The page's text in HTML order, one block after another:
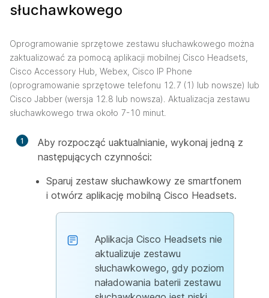
słuchawkowego
Oprogramowanie sprzętowe zestawu słuchawkowego można
zaktualizować za pomocą aplikacji mobilnej Cisco Headsets,
Cisco Accessory Hub, Webex, Cisco IP Phone
(oprogramowanie sprzętowe telefonu 12.7 (1) lub nowsze) lub
Cisco Jabber (wersja 12.8 lub nowsza). Aktualizacja zestawu
słuchawkowego trwa około 7-10 minut.
1
Aby rozpocząć uaktualnianie, wykonaj jedną z
następujących czynności:
Sparuj zestaw słuchawkowy ze smartfonem
i otwórz aplikację mobilną Cisco Headsets.
Aplikacja Cisco Headsets nie
aktualizuje zestawu
słuchawkowego, gdy poziom
naładowania baterii zestawu